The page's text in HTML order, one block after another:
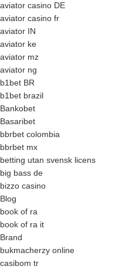
aviator casino DE
aviator casino fr
aviator IN
aviator ke
aviator mz
aviator ng
b1bet BR
b1bet brazil
Bankobet
Basaribet
bbrbet colombia
bbrbet mx
betting utan svensk licens
big bass de
bizzo casino
Blog
book of ra
book of ra it
Brand
bukmacherzy online
casibom tr